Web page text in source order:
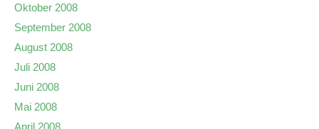
Oktober 2008
September 2008
August 2008
Juli 2008
Juni 2008
Mai 2008
April 2008